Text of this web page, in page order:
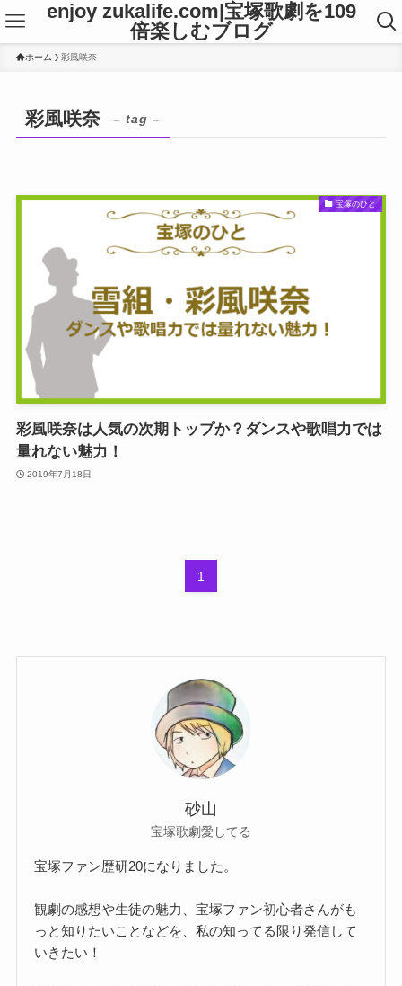
enjoy zukalife.com|宝塚歌劇を109
倍楽しむブログ
ホーム 彩風咲奈
彩風咲奈 – tag –
宝塚のひと
彩風咲奈は人気の次期トップか？ダンスや歌唱力では
量れない魅力！
2019年7月18日
1
砂山
宝塚歌劇愛してる
宝塚ファン歴研20になりました。
観劇の感想や生徒の魅力、宝塚ファン初心者さんがも
っと知りたいことなどを、私の知ってる限り発信して
いきたい！